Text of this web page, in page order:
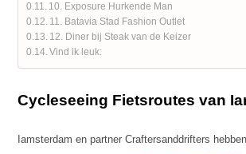
10. Exposure Hurkende Man
11. Batavia Stad Fashion Outlet
12. Diner bij Steak van de Keizer
Vind ik leuk:
Cycleseeing Fietsroutes van
Iamsterdam en partner Craftersanddrifters